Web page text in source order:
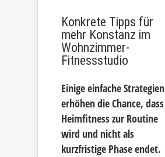
Konkrete Tipps für
mehr Konstanz im
Wohnzimmer-
Fitnessstudio
Einige einfache Strategien
erhöhen die Chance, dass
Heimfitness zur Routine
wird und nicht als
kurzfristige Phase endet.